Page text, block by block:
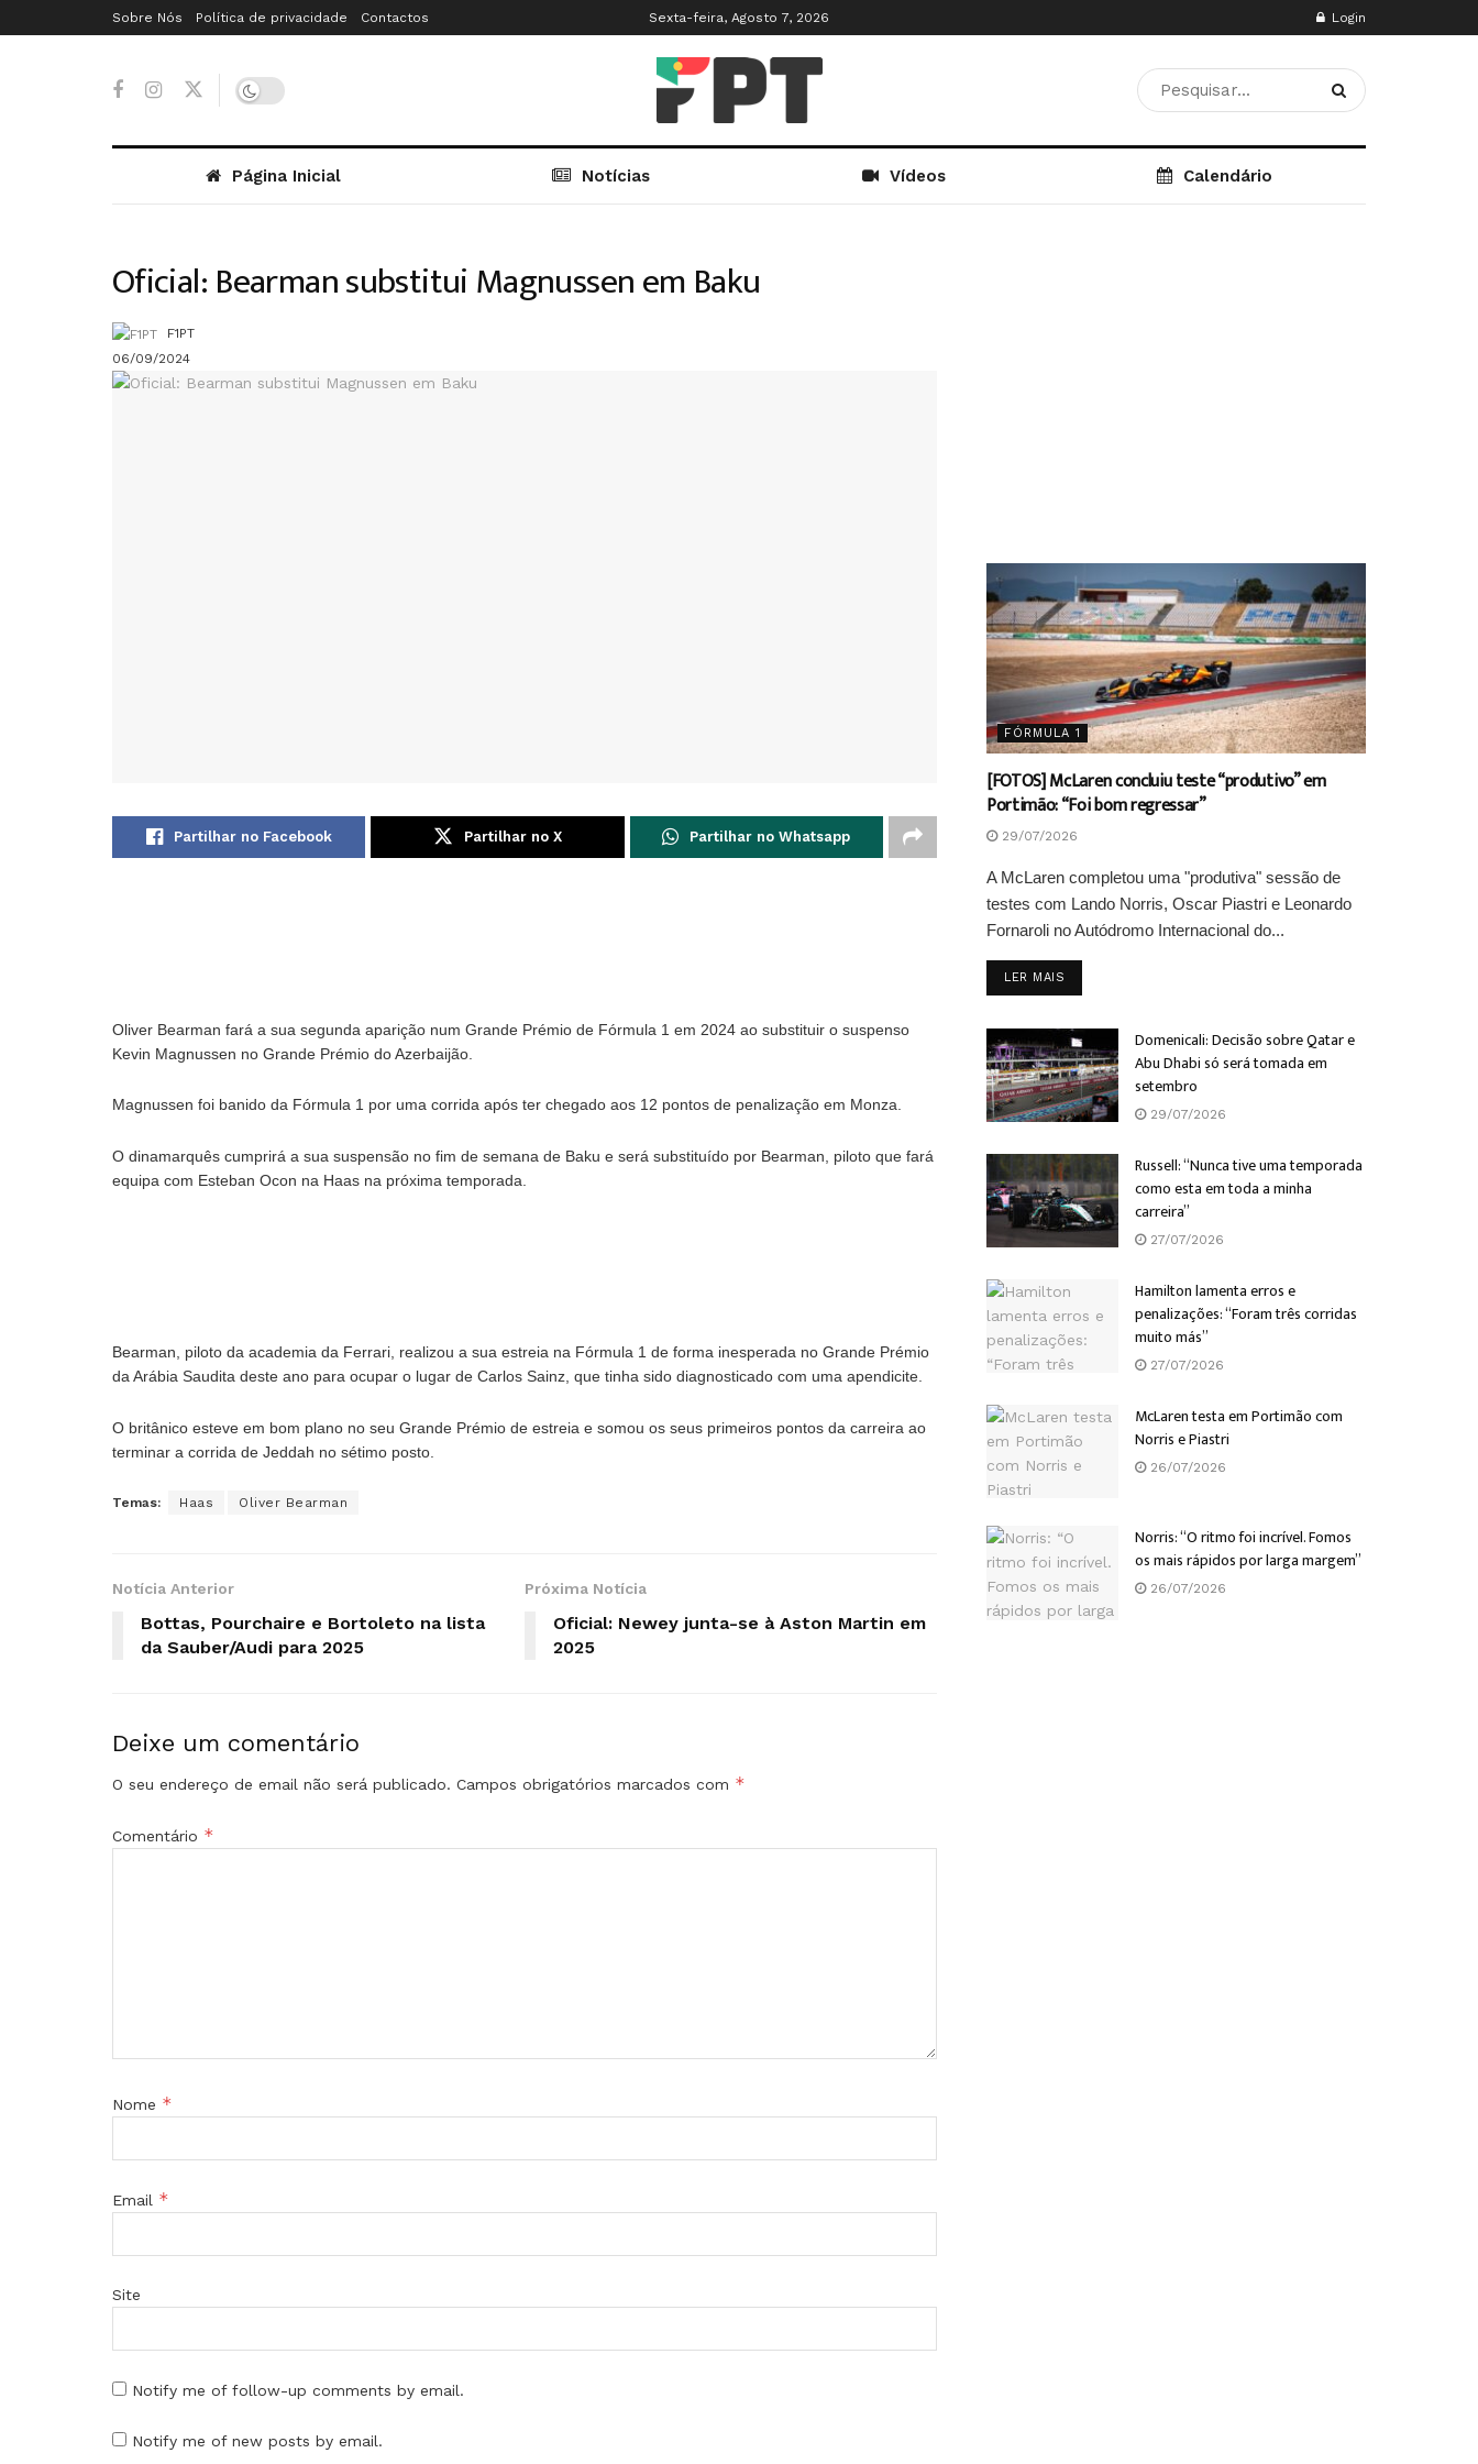
Sobre Nós Política de privacidade Contactos Sexta-feira, Agosto 7, 2026 Login
Página Inicial Notícias Vídeos Calendário
Oficial: Bearman substitui Magnussen em Baku
F1PT
06/09/2024
Partilhar no Facebook Partilhar no X Partilhar no Whatsapp
Oliver Bearman fará a sua segunda aparição num Grande Prémio de Fórmula 1 em 2024 ao substituir o suspenso
Kevin Magnussen no Grande Prémio do Azerbaijão.
Magnussen foi banido da Fórmula 1 por uma corrida após ter chegado aos 12 pontos de penalização em Monza.
O dinamarquês cumprirá a sua suspensão no fim de semana de Baku e será substituído por Bearman, piloto que fará
equipa com Esteban Ocon na Haas na próxima temporada.
Bearman, piloto da academia da Ferrari, realizou a sua estreia na Fórmula 1 de forma inesperada no Grande Prémio
da Arábia Saudita deste ano para ocupar o lugar de Carlos Sainz, que tinha sido diagnosticado com uma apendicite.
O britânico esteve em bom plano no seu Grande Prémio de estreia e somou os seus primeiros pontos da carreira ao
terminar a corrida de Jeddah no sétimo posto.
Temas: Haas Oliver Bearman
Notícia Anterior
Bottas, Pourchaire e Bortoleto na lista
da Sauber/Audi para 2025
Próxima Notícia
Oficial: Newey junta-se à Aston Martin em
2025
Deixe um comentário
O seu endereço de email não será publicado. Campos obrigatórios marcados com *
Comentário *
Nome *
Email *
Site
Notify me of follow-up comments by email.
Notify me of new posts by email.
FÓRMULA 1
[FOTOS] McLaren concluiu teste “produtivo” em
Portimão: “Foi bom regressar”
29/07/2026
A McLaren completou uma "produtiva" sessão de
testes com Lando Norris, Oscar Piastri e Leonardo
Fornaroli no Autódromo Internacional do...
LER MAIS
Domenicali: Decisão sobre Qatar e
Abu Dhabi só será tomada em
setembro
29/07/2026
Russell: “Nunca tive uma temporada
como esta em toda a minha
carreira”
27/07/2026
Hamilton lamenta erros e
penalizações: “Foram três corridas
muito más”
27/07/2026
McLaren testa em Portimão com
Norris e Piastri
26/07/2026
Norris: “O ritmo foi incrível. Fomos
os mais rápidos por larga margem”
26/07/2026